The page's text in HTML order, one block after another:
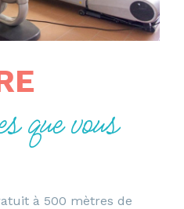
que vous
à 500 mètres de